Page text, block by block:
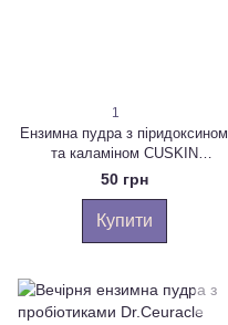
1
Ензимна пудра з піридоксином
та каламіном CUSKIN
Dr.Solution B6 Enzyme Powder
Wash, 1г
50 грн
Купити